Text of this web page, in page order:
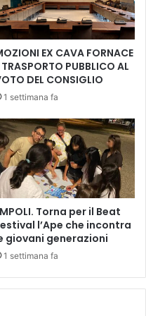
EX CAVA FORNACE
TRASPORTO PUBBLICO AL
DEL CONSIGLIO
1 settimana fa
Torna per il Beat
l’Ape che incontra
giovani generazioni
1 settimana fa